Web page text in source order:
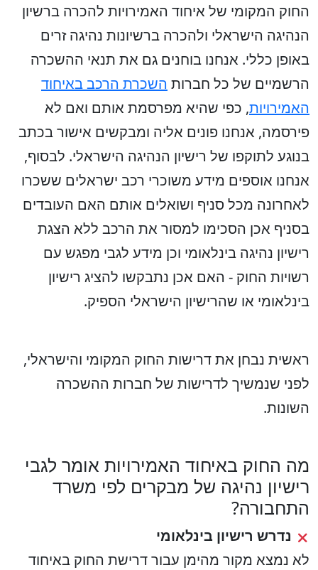
החוק המקומי של איחוד האמירויות להכרה ברשיון
הנהיגה הישראלי ולהכרה ברשיונות נהיגה זרים
באופן כללי. אנחנו בוחנים גם את תנאי ההשכרה
הרשמיים של כל חברות השכרת הרכב באיחוד
האמירויות, כפי שהיא מפרסמת אותם ואם לא
פירסמה, אנחנו פונים אליה ומבקשים אישור בכתב
בנוגע לתוקפו של רישיון הנהיגה הישראלי. לבסוף,
אנחנו אוספים מידע משוכרי רכב ישראלים ששכרו
לאחרונה מכל סניף ושואלים אותם האם העובדים
בסניף אכן הסכימו למסור את הרכב ללא הצגת
רישיון נהיגה בינלאומי וכן מידע לגבי מפגש עם
רשויות החוק - האם אכן נתבקשו להציג רישיון
בינלאומי או שהרישיון הישראלי הספיק.
ראשית נבחן את דרישות החוק המקומי והישראלי,
לפני שנמשיך לדרישות של חברות ההשכרה
השונות.
מה החוק באיחוד האמירויות אומר לגבי
רישיון נהיגה של מבקרים לפי משרד
התחבורה?
נדרש רישיון בינלאומי
לא נמצא מקור מהימן עבור דרישת החוק באיחוד